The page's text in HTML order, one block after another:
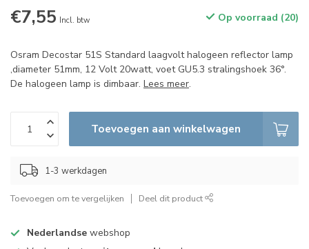
€7,55 Incl. btw Op voorraad (20)
Osram Decostar 51S Standard laagvolt halogeen reflector lamp
,diameter 51mm, 12 Volt 20watt, voet GU5.3 stralingshoek 36°.
De halogeen lamp is dimbaar. Lees meer.
Toevoegen aan winkelwagen
1-3 werkdagen
Toevoegen om te vergelijken Deel dit product
Nederlandse webshop